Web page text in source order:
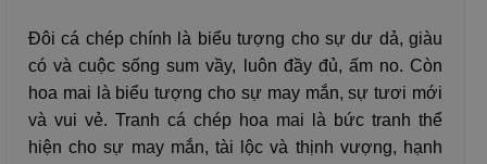
Đôi cá chép chính là biểu tượng cho sự dư dả, giàu
có và cuộc sống sum vầy, luôn đầy đủ, ấm no. Còn
hoa mai là biểu tượng cho sự may mắn, sự tươi mới
và vui vẻ. Tranh cá chép hoa mai là bức tranh thể
hiện cho sự may mắn, tài lộc và thịnh vượng, hạnh